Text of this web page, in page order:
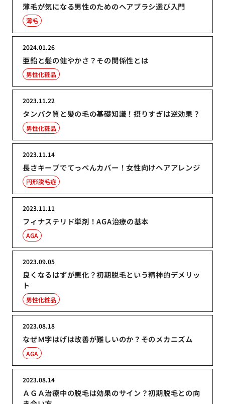
薄毛が気になる男性のためのヘアブラシ選び入門
薄毛
亜鉛と髪の健やかさ？その関係性とは
2024.01.26
男性化粧品
タンパク質と髪の毛の基礎知識！摂りすぎは逆効果？
2023.11.22
男性化粧品
長さキープでてっぺんカバー！女性向けヘアアレンジ
2023.11.14
円形脱毛症
フィナステリド単剤！AGA治療の基本
2023.11.11
AGA
良くなるはずが悪化？初期脱毛という精神的デメリッ
ト
2023.09.05
男性化粧品
なぜＭ字はげは改善が難しいのか？そのメカニズム
2023.08.18
AGA
ＡＧＡ治療中の脱毛は効果のサイン？初期脱毛との向
2023.08.14